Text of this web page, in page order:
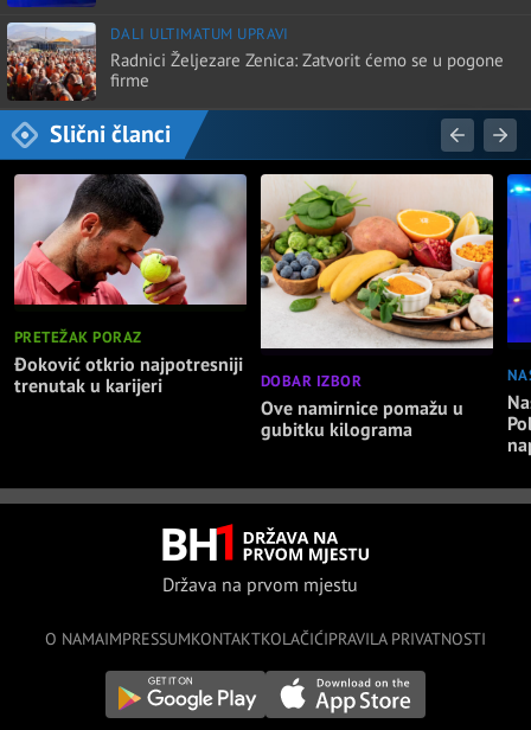
DALI ULTIMATUM UPRAVI
Radnici Željezare Zenica: Zatvorit ćemo se u pogone
firme
Slični članci
PRETEŽAK PORAZ
Đoković otkrio najpotresniji
trenutak u karijeri
DOBAR IZBOR
Ove namirnice pomažu u
gubitku kilograma
Država na prvom mjestu
O NAMAIMPRESSUMKONTAKTKOLAČIĆIPRAVILA PRIVATNOSTI